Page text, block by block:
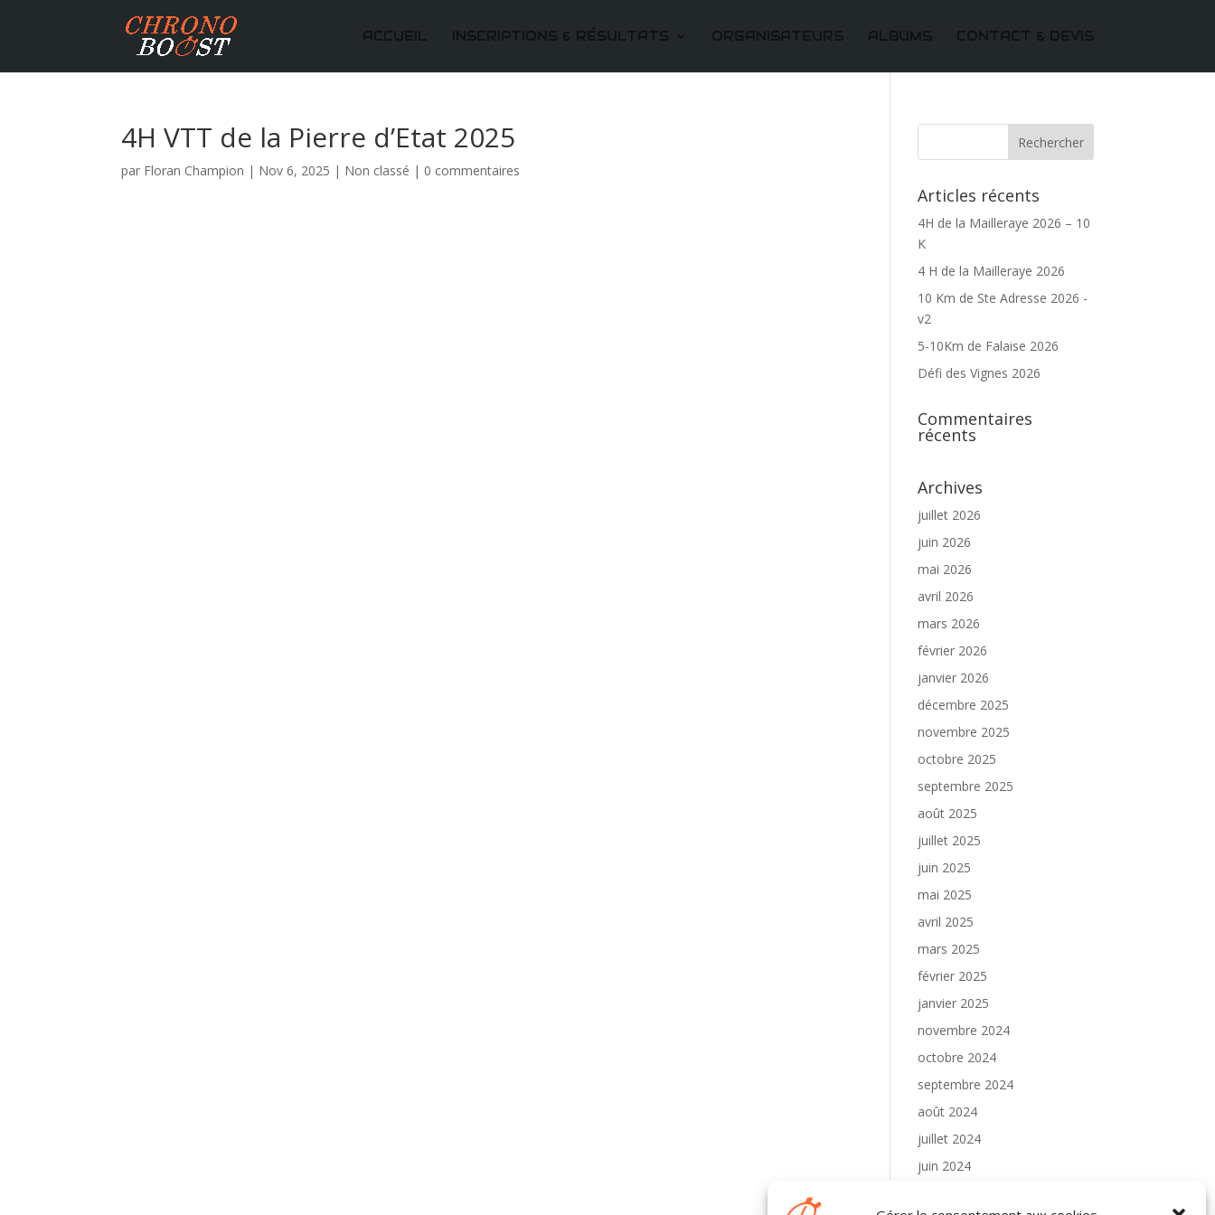
ACCUEIL INSCRIPTIONS & RÉSULTATS ORGANISATEURS ALBUMS CONTACT & DEVIS
4H VTT de la Pierre d’Etat 2025
par Floran Champion | Nov 6, 2025 | Non classé | 0 commentaires
Articles récents
4H de la Mailleraye 2026 – 10
K
4 H de la Mailleraye 2026
10 Km de Ste Adresse 2026 -
v2
5-10Km de Falaise 2026
Défi des Vignes 2026
Commentaires
récents
Archives
juillet 2026
juin 2026
mai 2026
avril 2026
mars 2026
février 2026
janvier 2026
décembre 2025
novembre 2025
octobre 2025
septembre 2025
août 2025
juillet 2025
juin 2025
mai 2025
avril 2025
mars 2025
février 2025
janvier 2025
novembre 2024
octobre 2024
septembre 2024
août 2024
juillet 2024
juin 2024